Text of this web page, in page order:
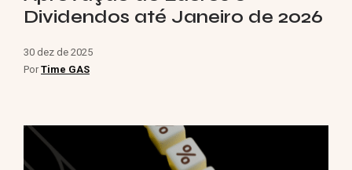
Dividendos até Janeiro de 2026
30 dez de 2025
Por Time GAS